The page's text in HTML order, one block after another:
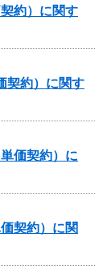
約）に関す
契約）に関す
価契約）に
契約）に関